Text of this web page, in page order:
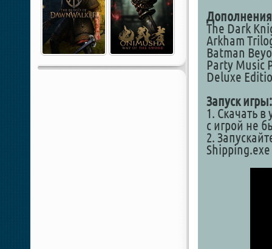
The Dark
Arkham
Batman
Party Music
Deluxe
Запуск игры:
1. Скачать
с игрой не
2.